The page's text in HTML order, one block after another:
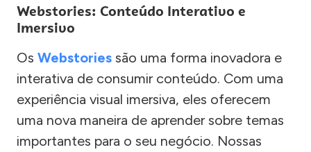
Webstories: Conteúdo Interativo e
Imersivo
Os Webstories são uma forma inovadora e
interativa de consumir conteúdo. Com uma
experiência visual imersiva, eles oferecem
uma nova maneira de aprender sobre temas
importantes para o seu negócio. Nossas